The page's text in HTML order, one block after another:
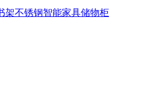
架不锈钢智能家具储物柜